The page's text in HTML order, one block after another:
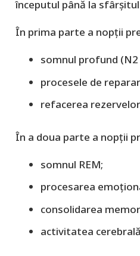
începutul până la
În prima parte a nopții
somnul profund (N2
procesele de
refacerea
În a doua parte a nopții
somnul REM;
procesarea
consolidarea
activitatea